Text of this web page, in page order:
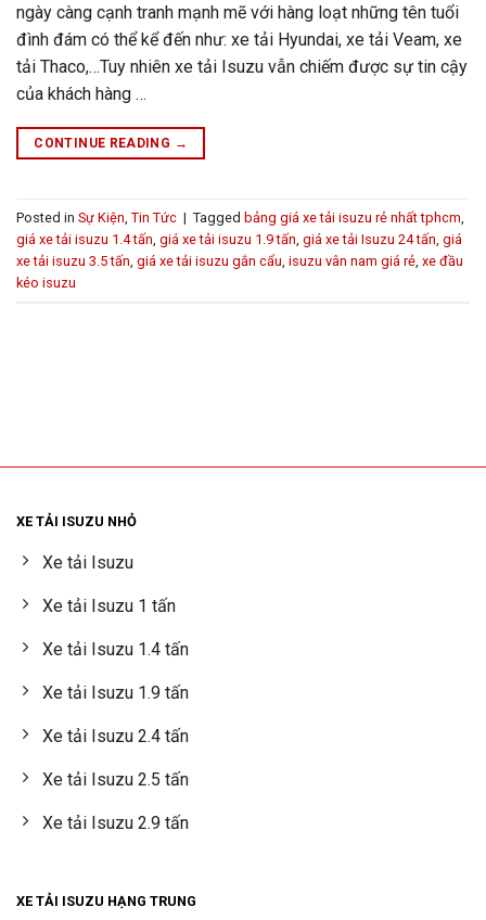
ngày càng cạnh tranh mạnh mẽ với hàng loạt những tên tuổi
đình đám có thể kể đến như: xe tải Hyundai, xe tải Veam, xe
tải Thaco,…Tuy nhiên xe tải Isuzu vẫn chiếm được sự tin cậy
của khách hàng …
CONTINUE READING →
Posted in Sự Kiện Tin Tức | Tagged bảng giá xe tải isuzu rẻ nhất tphcm
giá xe tải isuzu 1.4 tấn giá xe tải isuzu 1.9 tấn giá xe tải Isuzu 24 tấn giá
xe tải isuzu 3.5 tấn giá xe tải isuzu gắn cẩu isuzu vân nam giá rẻ xe đầu
kéo isuzu
XE TẢI ISUZU NHỎ
Xe tải Isuzu
Xe tải Isuzu 1 tấn
Xe tải Isuzu 1.4 tấn
Xe tải Isuzu 1.9 tấn
Xe tải Isuzu 2.4 tấn
Xe tải Isuzu 2.5 tấn
Xe tải Isuzu 2.9 tấn
XE TẢI ISUZU HẠNG TRUNG